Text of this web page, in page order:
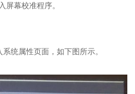
屏幕校准程序。
统属性页面，如下图所示。